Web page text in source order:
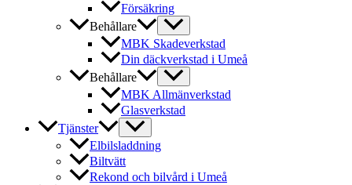
Försäkring
Behållare
MBK Skadeverkstad
Din däckverkstad i Umeå
Behållare
MBK Allmänverkstad
Glasverkstad
Tjänster
Elbilsladdning
Biltvätt
Rekond och bilvård i Umeå